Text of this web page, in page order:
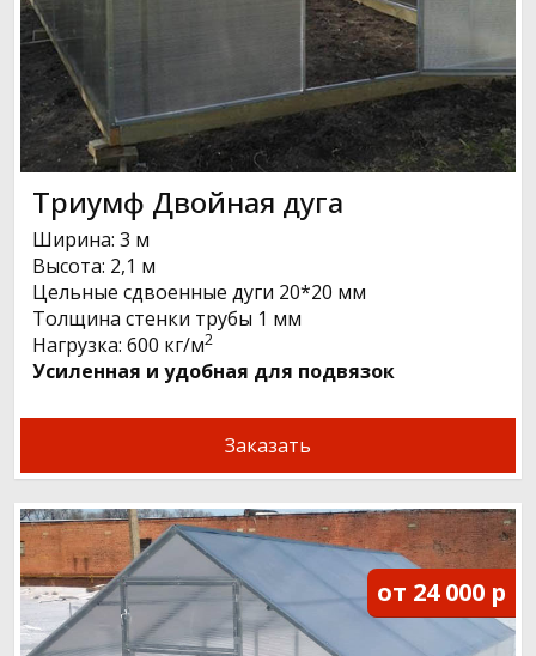
Триумф Двойная дуга
Ширина: 3 м
Высота: 2,1 м
Цельные сдвоенные дуги 20*20 мм
Толщина стенки трубы 1 мм
Нагрузка: 600 кг/м2
Усиленная и удобная для подвязок
Заказать
от 24 000 р